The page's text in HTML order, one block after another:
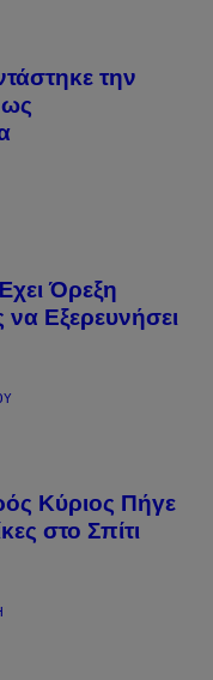
την
ως
Όρεξη
να Εξερευνήσει
Κύριος Πήγε
στο Σπίτι